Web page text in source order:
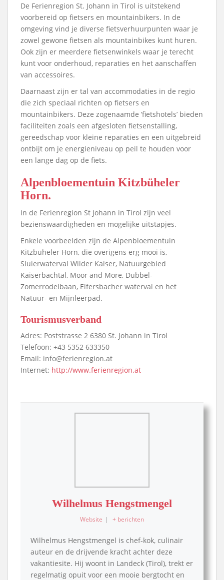
De Ferienregion St. Johann in Tirol is uitstekend
voorbereid op fietsers en mountainbikers. In de
omgeving vind je diverse fietsverhuurpunten waar je
zowel gewone fietsen als mountainbikes kunt huren.
Ook zijn er meerdere fietsenwinkels waar je terecht
kunt voor onderhoud, reparaties en het aanschaffen
van accessoires.
Daarnaast zijn er tal van accommodaties in de regio
die zich speciaal richten op fietsers en
mountainbikers. Deze zogenaamde ‘fietshotels’ bieden
faciliteiten zoals een afgesloten fietsenstalling,
gereedschap voor kleine reparaties en een uitgebreid
ontbijt om je energieniveau op peil te houden voor
een lange dag op de fiets.
Alpenbloementuin Kitzbüheler
Horn.
In de Ferienregion St Johann in Tirol zijn veel
bezienswaardigheden en mogelijke uitstapjes.
Enkele voorbeelden zijn de Alpenbloementuin
Kitzbüheler Horn, die overigens erg mooi is,
Sluierwaterval Wilder Kaiser, Natuurgebied
Kaiserbachtal, Moor and More, Dubbel-
Zomerrodelbaan, Eifersbacher waterval en het
Natuur- en Mijnleerpad.
Tourismusverband
Adres: Poststrasse 2 6380 St. Johann in Tirol
Telefoon: +43 5352 633350
Email: info@ferienregion.at
Internet: http://www.ferienregion.at
Wilhelmus Hengstmengel
Website | + berichten
Wilhelmus Hengstmengel is chef-kok, culinair
auteur en de drijvende kracht achter deze
vakantiesite. Hij woont in Landeck (Tirol), trekt er
regelmatig opuit voor een mooie bergtocht en